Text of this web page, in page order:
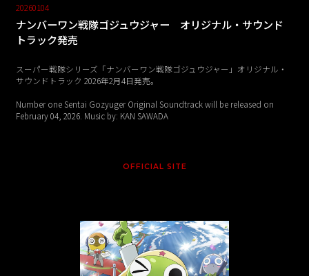
20260104
ナンバーワン戦隊ゴジュウジャー オリジナル・サウンド
トラック発売
スーパー戦隊シリーズ「ナンバーワン戦隊ゴジュウジャー」オリジナル・
サウンドトラック 2026年2月4日発売。
Number one Sentai Gozyuger Original Soundtrack will be released on
February 04, 2026. Music by: KAN SAWADA
OFFICIAL SITE